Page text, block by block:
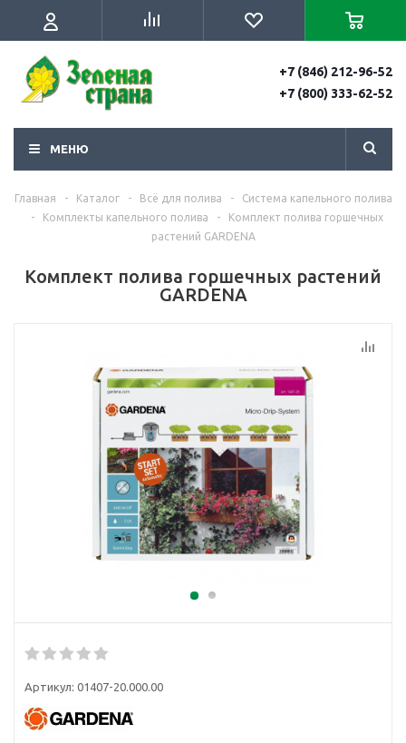
+7 (846) 212-96-52
+7 (800) 333-62-52
МЕНЮ
Главная - Каталог - Всё для полива -
Система капельного полива
-
Комплекты капельного полива -
Комплект полива горшечных
растений GARDENA
Комплект полива горшечных растений
GARDENA
Артикул: 01407-20.000.00